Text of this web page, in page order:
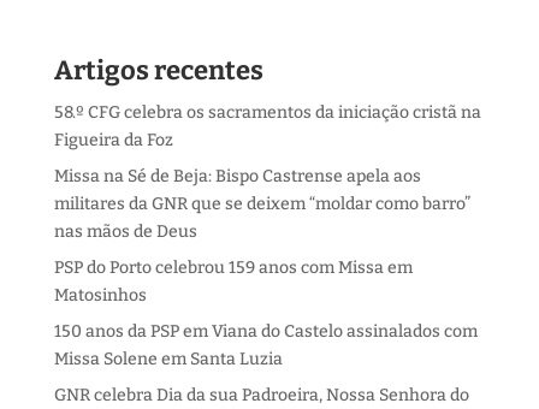
Artigos recentes
58.º CFG celebra os sacramentos da iniciação cristã na
Figueira da Foz
Missa na Sé de Beja: Bispo Castrense apela aos
militares da GNR que se deixem “moldar como barro”
nas mãos de Deus
PSP do Porto celebrou 159 anos com Missa em
Matosinhos
150 anos da PSP em Viana do Castelo assinalados com
Missa Solene em Santa Luzia
GNR celebra Dia da sua Padroeira, Nossa Senhora do